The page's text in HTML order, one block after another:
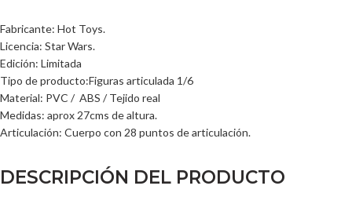
Fabricante: Hot Toys.
Licencia: Star Wars.
Edición: Limitada
Tipo de producto:Figuras articulada 1/6
Material: PVC / ABS / Tejido real
Medidas: aprox 27cms de altura.
Articulación: Cuerpo con 28 puntos de articulación.
DESCRIPCIÓN DEL PRODUCTO